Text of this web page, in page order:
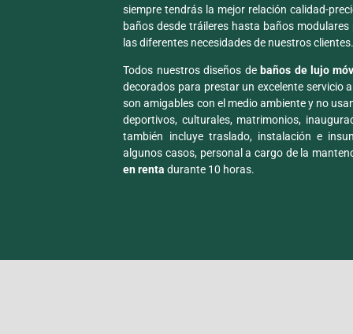
siempre tendrás la mejor relación calidad-
baños desde tráileres hasta baños
las diferentes necesidades de nuestros
Todos nuestros diseños de baños de lujo
decorados para prestar un excelente servicio
son amigables con el medio ambiente y no
deportivos, culturales, matrimonios,
también incluye traslado, instalación e
algunos casos, personal a cargo de la
en renta durante 10 horas.